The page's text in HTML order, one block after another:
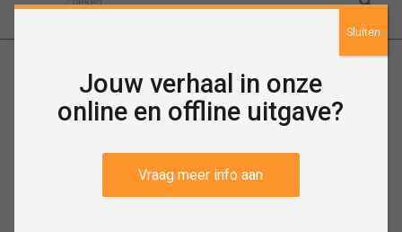
Trots op De Briellaerd
Jouw verhaal in onze
online en offline uitgave?
Vraag meer info aan
Sluiten